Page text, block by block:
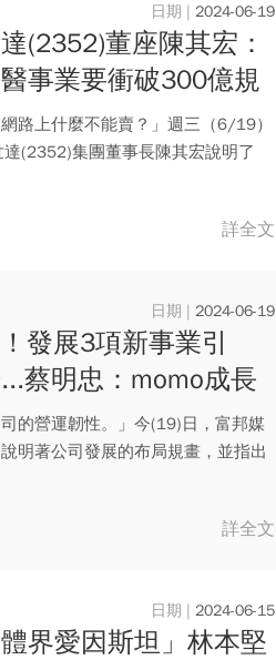
2024-06-19
(2352)董座陳其宏：
事業要衝破300億規
路上什麼不能賣？」週三（6/19）
(2352)集團董事長陳其宏說明了
詳全文
2024-06-19
發展3項新事業引
蔡明忠：momo成長
的營運韌性。」今(19)日，富邦媒
明著公司發展的布局規畫，並指出
詳全文
2024-06-15
界愛因斯坦」林本堅